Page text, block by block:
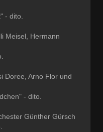
- dito.
Meisel, Hermann
Doree, Arno Flor und
- dito.
Günther Gürsch